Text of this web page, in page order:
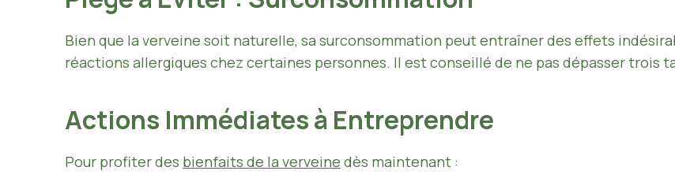
Bien que la verveine soit naturelle, sa surconsommation peut entraîner des effets
réactions allergiques chez certaines personnes. Il est conseillé de ne pas dépasser trois
Actions Immédiates à Entreprendre
Pour profiter des bienfaits de la verveine dès maintenant :